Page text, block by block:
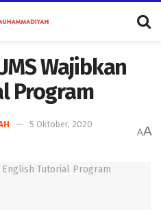
Wajibkan
Program
5 Oktober, 2020
AA